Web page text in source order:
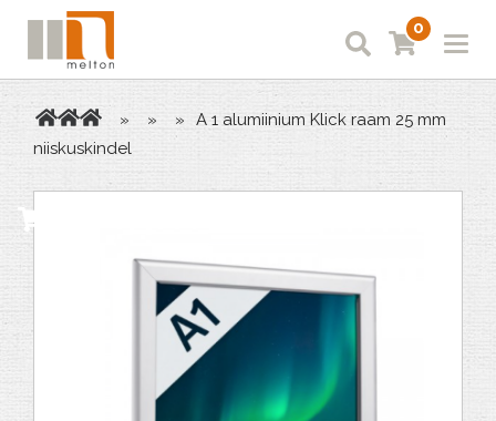
0
» » »
A 1 alumiinium Klick raam 25 mm
niiskuskindel